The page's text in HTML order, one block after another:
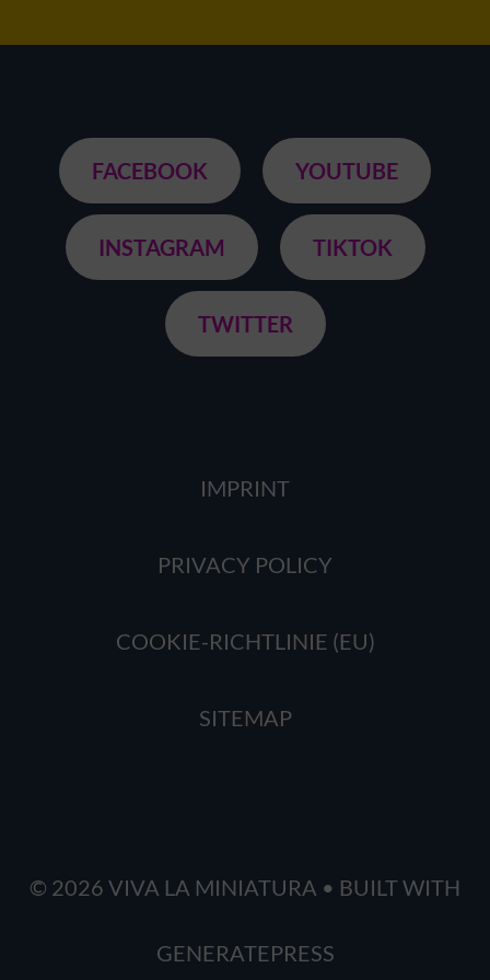
FACEBOOK YOUTUBE
INSTAGRAM TIKTOK
TWITTER
IMPRINT
PRIVACY POLICY
COOKIE-RICHTLINIE (EU)
SITEMAP
© 2026 VIVA LA MINIATURA • BUILT WITH
GENERATEPRESS